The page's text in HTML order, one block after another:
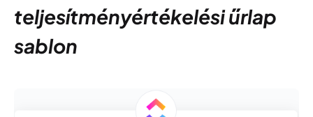
teljesítményértékelési űrlap
sablon